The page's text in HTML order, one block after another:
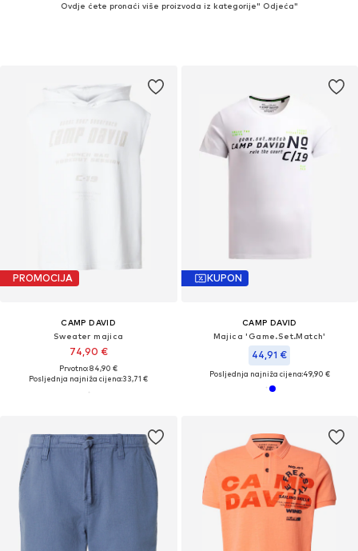
Ovdje ćete pronaći više proizvoda iz kategorije" Odjeća"
PROMOCIJA
CAMP DAVID
Sweater majica
74,90 €
Prvotno: 84,90 €
Posljednja najniža cijena:33,71 €
KUPON
CAMP DAVID
Majica 'Game.Set.Match'
44,91 €
Posljednja najniža cijena:49,90 €